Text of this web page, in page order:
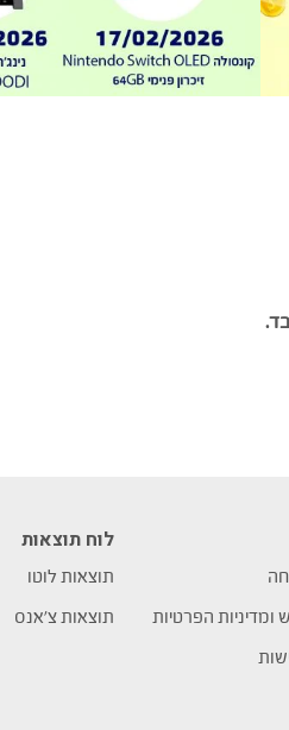
.
ומדיניות הפרטיות
לוח תוצאות
תוצאות לוטו
תוצאות צ’אנס